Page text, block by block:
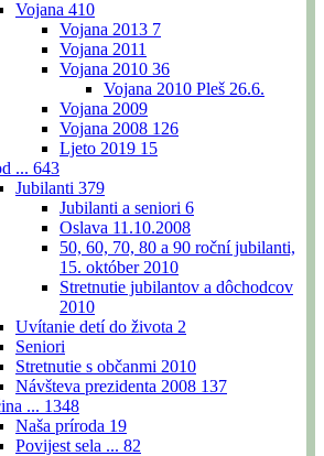
Vojana 410
Vojana 2013 7
Vojana 2011
Vojana 2010 36
Vojana 2010 Pleš 26.6.
Vojana 2009
Vojana 2008 126
Ljeto 2019 15
... 643
Jubilanti 379
Jubilanti a seniori 6
Oslava 11.10.2008
50, 60, 70, 80 a 90 roční jubilanti,
15. október 2010
Stretnutie jubilantov a dôchodcov
2010
Uvítanie detí do života 2
Seniori
Stretnutie s občanmi 2010
Návšteva prezidenta 2008 137
... 1348
Naša príroda 19
Povijest sela ... 82